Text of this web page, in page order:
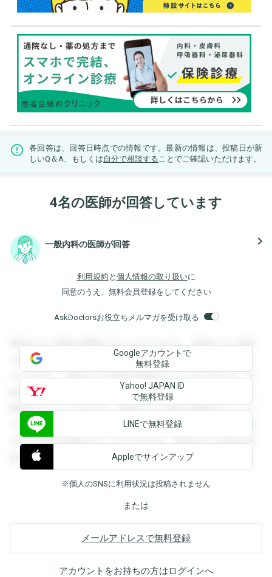
各回答は、回答日時点での情報です。最新の情報は、投稿日が新
しいQ＆A、もしくは自分で相談する ことでご確認いただけます。
4名の医師が回答しています
一般内科の医師が回答 navigate_next
利用規約 と 個人情報の取り扱いに
同意のうえ、無料会員登録をしてください
AskDoctorsお役立ちメルマガを受け取る
登録すると回答を閲覧することができます。登録すると回答
を閲覧することができます。登録すると回答を閲覧すること
ができます。登録すると回答を閲覧することができます。登
録すると回答を閲覧することができます。登録すると回答を
閲覧することができます。登録すると回答を閲覧することが
できます。登録すると回答を閲覧することができます。登録
すると回答を閲覧することができます。登録すると回答を閲
覧することができます。
Googleアカウントで
無料登録
Yahoo! JAPAN ID
で無料登録
LINEで無料登録
Appleでサインアップ
※個人のSNSに利用状況は投稿されません
または
メールアドレスで無料登録
アカウントをお持ちの方はログインへ